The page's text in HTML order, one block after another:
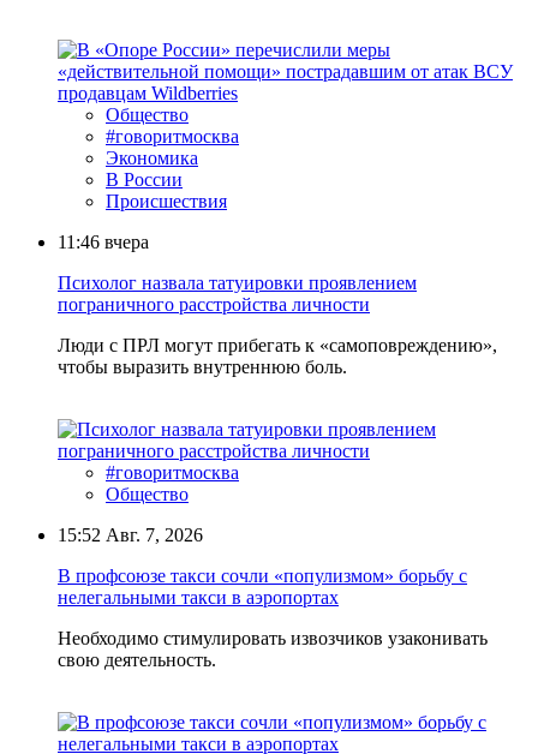
Общество
#говоритмосква
Экономика
В России
Происшествия
11:46 вчера
Психолог назвала татуировки проявлением
пограничного расстройства личности
Люди с ПРЛ могут прибегать к «самоповреждению»,
чтобы выразить внутреннюю боль.
#говоритмосква
Общество
15:52 Авг. 7, 2026
В профсоюзе такси сочли «популизмом» борьбу с
нелегальными такси в аэропортах
Необходимо стимулировать извозчиков узаконивать
свою деятельность.